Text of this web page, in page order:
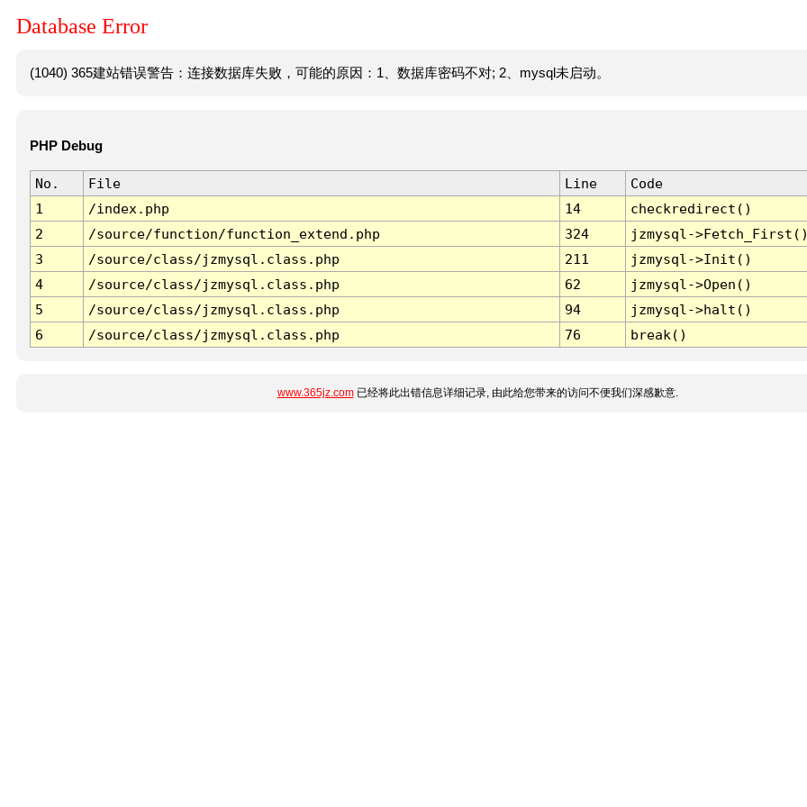
Database Error
(1040) 365建站错误警告：连接数据库失败，可能的原因：1、数据库密码不对; 2、mysql未启动。
PHP Debug
No. File Line
Code
1
/index.php 14
checkredirect()
2
/source/function/function_extend.php 324
jzmysql-
3
/source/class/jzmysql.class.php 211
jzmysql->Init()
4
/source/class/jzmysql.class.php 62
jzmysql->Open()
5
/source/class/jzmysql.class.php 94
jzmysql->halt()
6
/source/class/jzmysql.class.php 76 break()
www.365jz.com已经将此出错信息详细记录, 由此给您带来的访问不便我们深感歉意.